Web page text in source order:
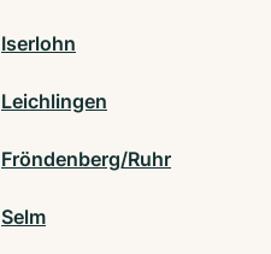
Iserlohn
Leichlingen
Fröndenberg/Ruhr
Selm